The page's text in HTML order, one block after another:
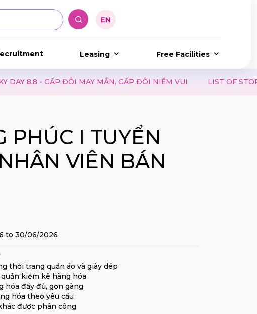
Leasing Free Facilities
- GẤP ĐÔI MAY MẮN, GẤP ĐÔI NIỀM VUI LIST OF STORES
PHÚC I TUYỂN
VIÊN BÁN
to 30/06/2026
thời trang quần áo và giày dép
kiểm kê hàng hóa
hóa đầy đủ, gọn gàng
hóa theo yêu cầu
được phân công